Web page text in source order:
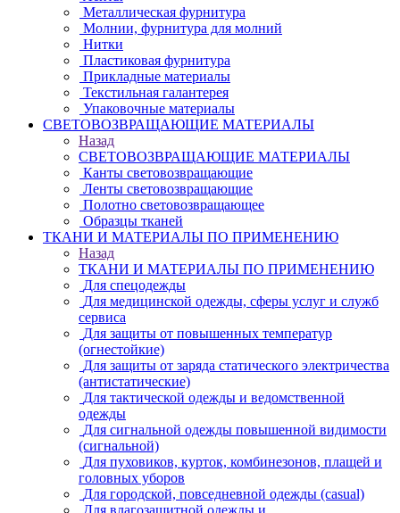
Металлическая фурнитура
Молнии, фурнитура для молний
Нитки
Пластиковая фурнитура
Прикладные материалы
Текстильная галантерея
Упаковочные материалы
СВЕТОВОЗВРАЩАЮЩИЕ МАТЕРИАЛЫ
Назад
СВЕТОВОЗВРАЩАЮЩИЕ МАТЕРИАЛЫ
Канты световозвращающие
Ленты световозвращающие
Полотно световозвращающее
Образцы тканей
ТКАНИ И МАТЕРИАЛЫ ПО ПРИМЕНЕНИЮ
Назад
ТКАНИ И МАТЕРИАЛЫ ПО ПРИМЕНЕНИЮ
Для спецодежды
Для медицинской одежды, сферы услуг и служб
сервиса
Для защиты от повышенных температур
(огнестойкие)
Для защиты от заряда статического электричества
(антистатические)
Для тактической одежды и ведомственной
одежды
Для сигнальной одежды повышенной видимости
(сигнальной)
Для пуховиков, курток, комбинезонов, плащей и
головных уборов
Для городской, повседневной одежды (casual)
Для влагозащитной одежды и